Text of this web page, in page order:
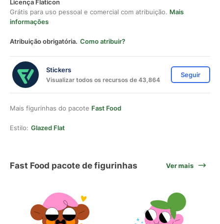
Licença Flaticon
Grátis para uso pessoal e comercial com atribuição. Mais
informações
Atribuição obrigatória. Como atribuir?
Stickers
Visualizar todos os recursos de 43,864
Seguir
Mais figurinhas do pacote Fast Food
Estilo: Glazed Flat
Fast Food pacote de figurinhas Ver mais